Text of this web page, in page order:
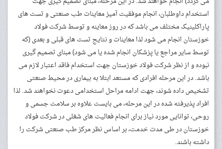
استخدام داوطلبان، انجام موفقیت آمیز معاینات طب صنعتی و تست های
پاراکلینیک مختلف می باشد که در روز معاینه و توسط شرکت فولاد
خوزستان انجام می شود لذا معاینات و نتایج تست های قبلی و بعدی (که
توسط سایر مراجع یا پزشکان انجام شده یا می شود) مبنای تصمیم گیری
نبوده و از نظر شرکت فولاد خوزستان جهت استخدام فاقد اعتبار لازم می
باشد. در این مرحله افرادی که مستعد ابتلا به بیماری در محیط صنعتی
تشخیص داده شوند، جهت ادامه مراحل استخدامی دعوت نخواهند شد. لذا
افراد پذیرفته شده در این مرحله، می بایست علاوه بر سلامت جسمی و
روحی، توانایی مورد نیاز برای انجام فعالیت های شغلی در شرکت فولاد
خوزستان در طی مدت خدمت، بر اساس نظر مرکز طب صنعتی شرکت را
داشته باشند.